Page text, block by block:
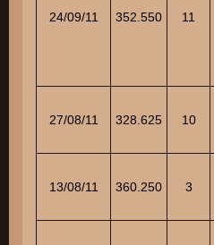
24/09/11 352.550 11
27/08/11 328.625 10
13/08/11 360.250 3